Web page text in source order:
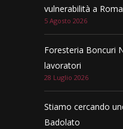
vulnerabilità a
5 Agosto 2026
Foresteria Boncuri
lavoratori
28 Luglio 2026
Stiamo cercando
Badolato